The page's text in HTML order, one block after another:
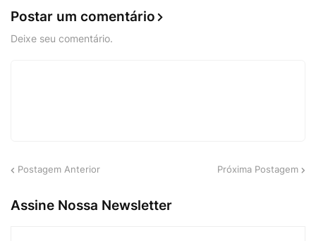
Postar um comentário
Deixe seu comentário.
Postagem Anterior Próxima Postagem
Assine Nossa Newsletter